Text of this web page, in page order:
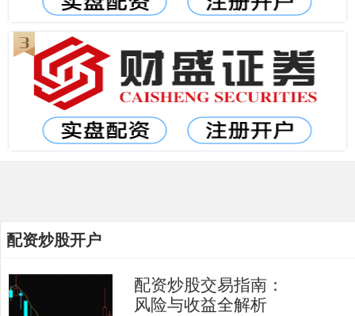
配资炒股开户
配资炒股交易指南：
风险与收益全解析